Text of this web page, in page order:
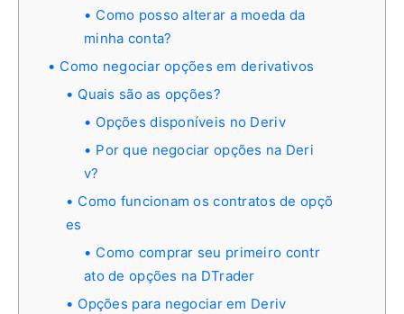
Como posso alterar a moeda da
minha conta?
Como negociar opções em derivativos
Quais são as opções?
Opções disponíveis no Deriv
Por que negociar opções na Deri
v?
Como funcionam os contratos de opçõ
es
Como comprar seu primeiro contr
ato de opções na DTrader
Opções para negociar em Deriv